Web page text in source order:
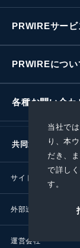
当社で
り、本
だき、
で詳し
す。
PRWIREサービ
PRWIREについ
各種お問い合わ
共同通信社グルー
サイトポリシー
外部送信ポリシー
運営会社